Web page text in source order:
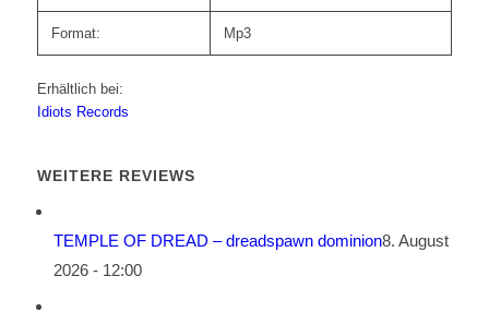
Format: Mp3
Erhältlich bei:
Idiots Records
WEITERE REVIEWS
TEMPLE OF DREAD – dreadspawn dominion8. August
2026 - 12:00